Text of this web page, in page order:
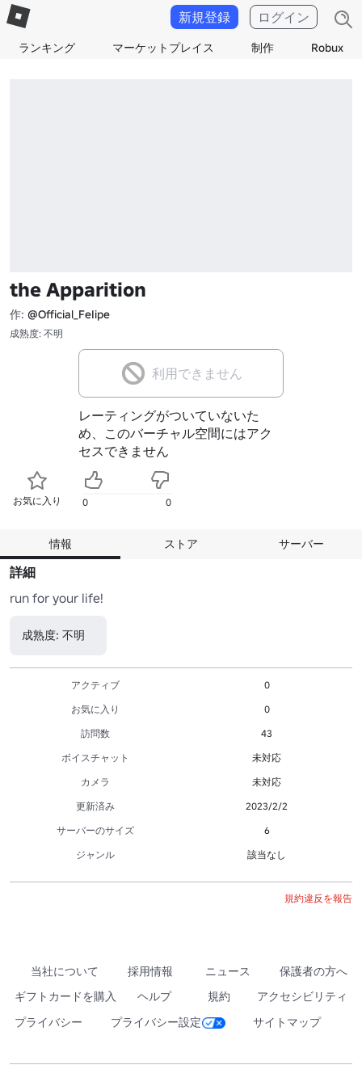
ランキング マーケットプレイス 制作 Robux
新規登録 ログイン
the Apparition
作: @Official_FeIipe
成熟度: 不明
利用できません
レーティングがついていないた
め、このバーチャル空間にはアク
セスできません
お気に入り 0 0
情報 ストア サーバー
詳細
run for your life!
成熟度: 不明
アクティブ
0
お気に入り
0
訪問数
43
ボイスチャット
未対応
カメラ
未対応
更新済み
2023/2/2
サーバーのサイズ
6
ジャンル
該当なし
規約違反を報告
当社について 採用情報 ニュース
保護者の方へ
ギフトカードを購入
ヘルプ 規約
アクセシビリティ
プライバシー
プライバシー設定 サイトマップ